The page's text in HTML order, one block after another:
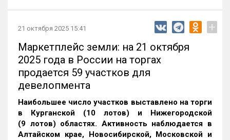
21 октября 2025 15:41 +
Маркетплейс земли: на 21 октября
2025 года в России на торгах
продается 59 участков для
девелопмента
Наибольшее число участков выставлено на торги
в Курганской (10 лотов) и Нижегородской
(9 лотов) областях. Активность наблюдается в
Алтайском крае, Новосибирской, Московской и